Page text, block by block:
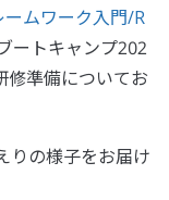
ムワーク入門/R
ートキャンプ202
修準備についてお
りの様子をお届け